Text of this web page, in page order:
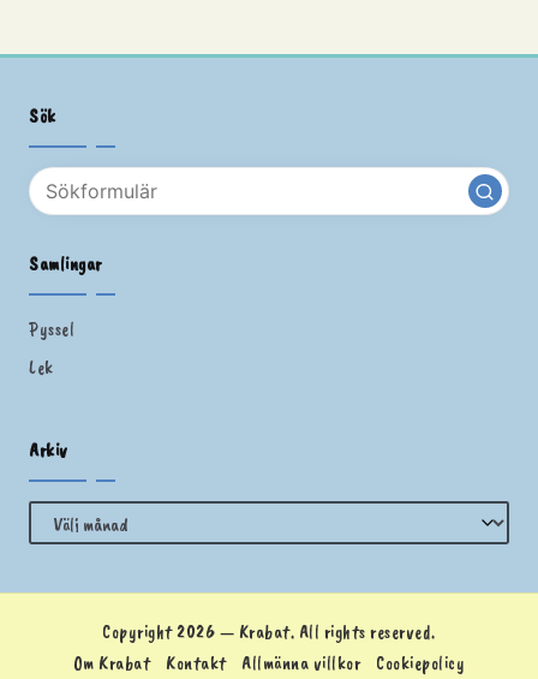
Sök
Samlingar
Pyssel
Lek
Arkiv
Arkiv
Copyright 2026 — Krabat. All rights reserved.
Om Krabat
Kontakt Allmänna villkor Cookiepolicy